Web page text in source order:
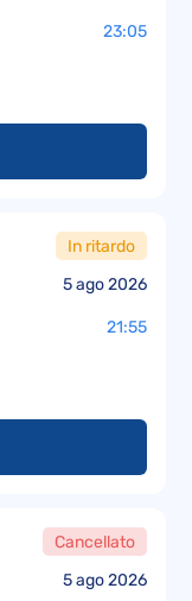
23:05
5 ago 2026
In ritardo
21:55
5 ago 2026
Cancellato